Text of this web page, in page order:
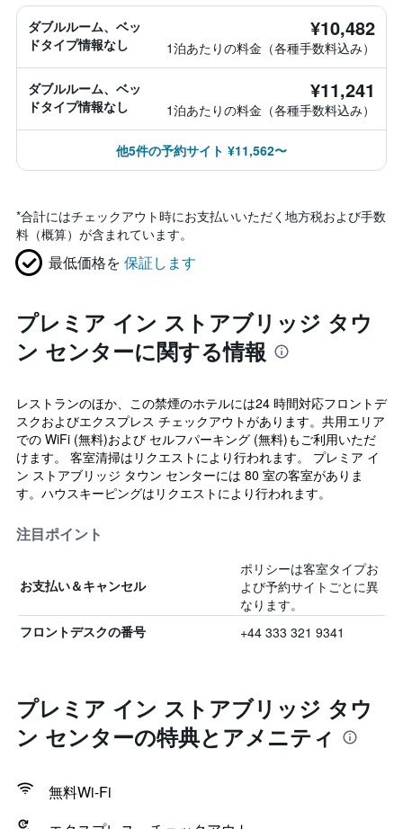
ダブルルーム、ベッ
ドタイプ情報なし
¥10,482
1泊あたりの料金（各種手数料込み）
ダブルルーム、ベッ
ドタイプ情報なし
¥11,241
1泊あたりの料金（各種手数料込み）
他5件の予約サイト ¥11,562〜
*合計にはチェックアウト時にお支払いいただく地方税および手数
料（概算）が含まれています。
最低価格を 保証します
プレミア イン ストアブリッジ タウ
ン センターに関する情報
レストランのほか、この禁煙のホテルには24 時間対応フロントデ
スクおよびエクスプレス チェックアウトがあります。共用エリア
での WiFi (無料)および セルフパーキング (無料)もご利用いただ
けます。 客室清掃はリクエストにより行われます。 プレミア イ
ン ストアブリッジ タウン センターには 80 室の客室がありま
す。ハウスキーピングはリクエストにより行われます。
注目ポイント
お支払い＆キャンセル
ポリシーは客室タイプお
よび予約サイトごとに異
なります。
フロントデスクの番号 +44 333 321 9341
プレミア イン ストアブリッジ タウ
ン センターの特典とアメニティ
無料Wi-Fi